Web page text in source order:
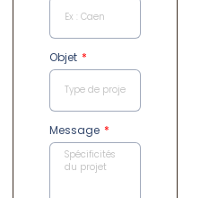
Objet
Message